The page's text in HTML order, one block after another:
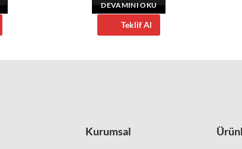
DEVAMINI OKU
Teklif Al
Kurumsal